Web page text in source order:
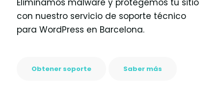
Eliminamos malware y protegemos tu sitio
con nuestro servicio de soporte técnico
para WordPress en Barcelona.
Obtener soporte Saber más